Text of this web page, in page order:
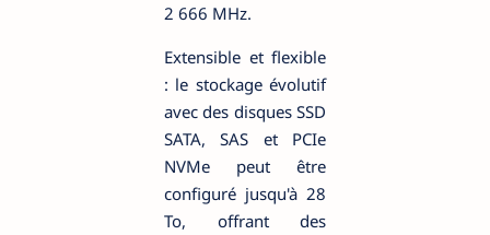
2 666 MHz.
Extensible et flexible
: le stockage évolutif
avec des disques SSD
SATA, SAS et PCIe
NVMe peut être
configuré jusqu'à 28
To, offrant des